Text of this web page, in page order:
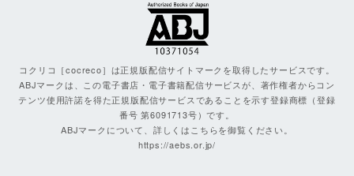
コクリコ［cocreco］は正規版配信サイトマークを取得したサービスです。
ABJマークは、この電子書店・電子書籍配信サービスが、著作権者からコン
テンツ使用許諾を得た正規版配信サービスであることを示す登録商標（登録
番号 第6091713号）です。
ABJマークについて、詳しくはこちらを御覧ください。
https://aebs.or.jp/